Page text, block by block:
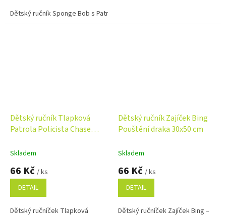
bavlna.
Dětský ručník Sponge Bob s Patrickem a Garym 30x50 cm
Dětský ručník Tlapková
Patrola Policista Chase
Skladem
66 Kč / ks
DETAIL
Dětský ručníček Tlapková
Dětský ručník Zajíček Bing
Pouštění draka 30x50 cm
Skladem
66 Kč / ks
DETAIL
Dětský ručníček Zajíček Bing –